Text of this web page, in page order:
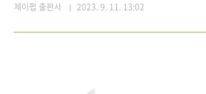
제이펍 출판사 2023. 9. 11. 13:02